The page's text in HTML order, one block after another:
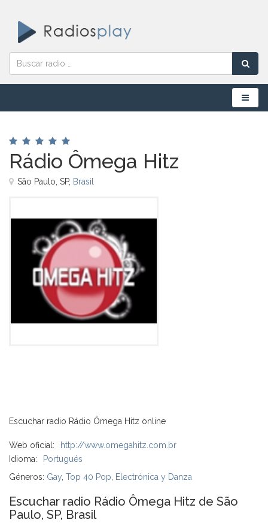
Menú
Rádio Ômega Hitz
São Paulo, SP, Brasil
Escuchar radio Rádio Ômega Hitz online
Web oficial:
http://www.omegahitz.com.br
Idioma:
Portugués
Géneros: Gay Top 40 Pop Electrónica y Danza
Escuchar radio Rádio Ômega Hitz de São
Paulo, SP, Brasil